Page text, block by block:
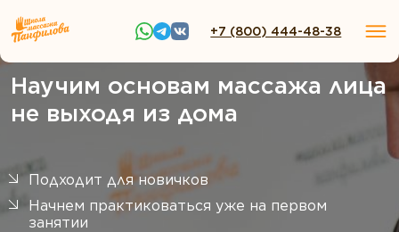
+7 (800) 444-48-38
Научим основам массажа лица
не выходя из дома
Подходит для новичков
Начнем практиковаться уже на первом
занятии